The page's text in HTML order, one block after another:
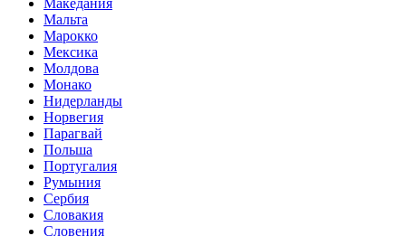
Македания
Мальта
Марокко
Мексика
Молдова
Монако
Нидерланды
Норвегия
Парагвай
Польша
Португалия
Румыния
Сербия
Словакия
Словения